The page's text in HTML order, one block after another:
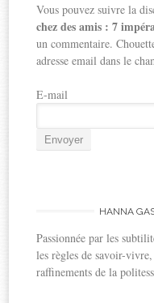
Vous pouvez suivre la
chez des amis : 7
un commentaire.
adresse email dans le
E-mail
HANNA
Passionnée par les
les règles de savoir-
raffinements de la